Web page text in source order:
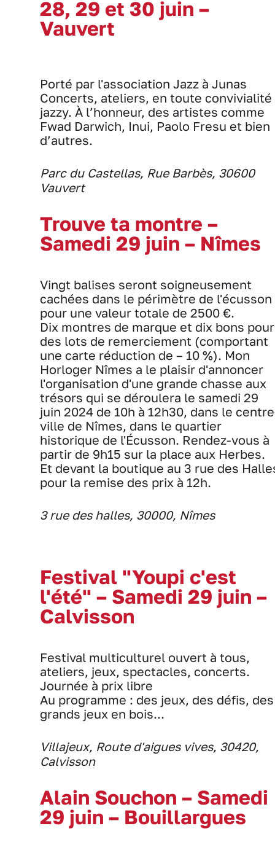
28, 29 et 30 juin –
Vauvert
Porté par l'association Jazz à Junas
Concerts, ateliers, en toute convivialité
jazzy. À l’honneur, des artistes comme
Fwad Darwich, Inui, Paolo Fresu et bien
d’autres.
Parc du Castellas, Rue Barbès, 30600
Vauvert
Trouve ta montre –
Samedi 29 juin – Nîmes
Vingt balises seront soigneusement
cachées dans le périmètre de l'écusson
pour une valeur totale de 2500 €.
Dix montres de marque et dix bons pour
des lots de remerciement (comportant
une carte réduction de – 10 %). Mon
Horloger Nîmes a le plaisir d'annoncer
l'organisation d'une grande chasse aux
trésors qui se déroulera le samedi 29
juin 2024 de 10h à 12h30, dans le
ville de Nîmes, dans le quartier
historique de l'Écusson. Rendez-vous à
partir de 9h15 sur la place aux Herbes.
Et devant la boutique au 3 rue des
pour la remise des prix à 12h.
3 rue des halles, 30000, Nîmes
Festival "Youpi c'est
l'été" – Samedi 29 juin –
Calvisson
Festival multiculturel ouvert à tous,
ateliers, jeux, spectacles, concerts.
Journée à prix libre
Au programme : des jeux, des défis, des
grands jeux en bois...
Villajeux, Route d'aigues vives, 30420,
Calvisson
Alain Souchon – Samedi
29 juin – Bouillargues